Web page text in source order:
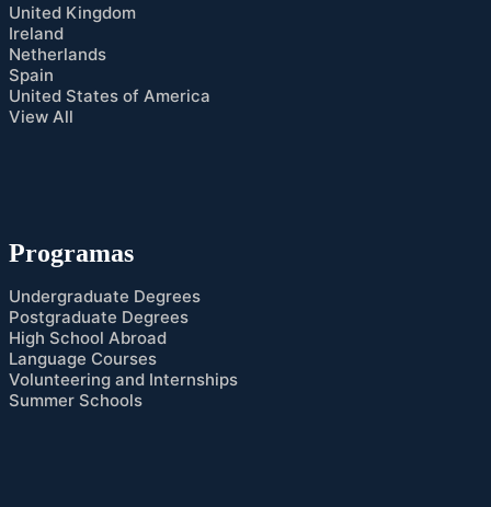
United Kingdom
Ireland
Netherlands
Spain
United States of America
View All
Programas
Undergraduate Degrees
Postgraduate Degrees
High School Abroad
Language Courses
Volunteering and Internships
Summer Schools